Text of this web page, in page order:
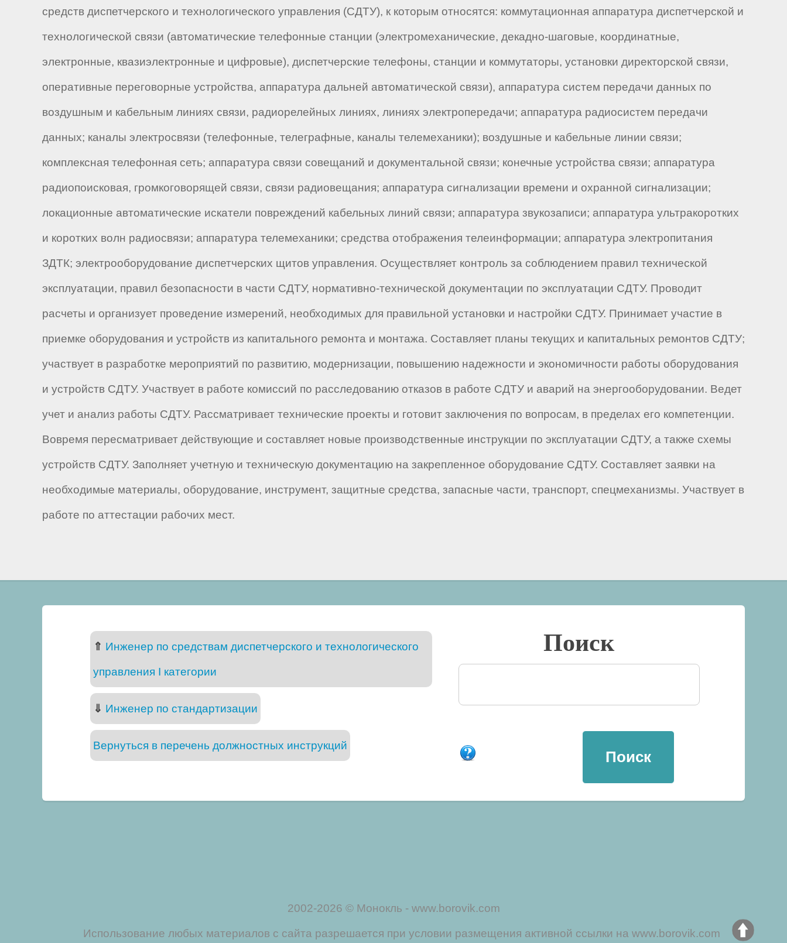
средств диспетчерского и технологического управления (СДТУ), к которым относятся: коммутационная аппаратура диспетчерской и
технологической связи (автоматические телефонные станции (электромеханические, декадно-шаговые, координатные,
электронные, квазиэлектронные и цифровые), диспетчерские телефоны, станции и коммутаторы, установки директорской связи,
оперативные переговорные устройства, аппаратура дальней автоматической связи), аппаратура систем передачи данных по
воздушным и кабельным линиях связи, радиорелейных линиях, линиях электропередачи; аппаратура радиосистем передачи
данных; каналы электросвязи (телефонные, телеграфные, каналы телемеханики); воздушные и кабельные линии связи;
комплексная телефонная сеть; аппаратура связи совещаний и документальной связи; конечные устройства связи; аппаратура
радиопоисковая, громкоговорящей связи, связи радиовещания; аппаратура сигнализации времени и охранной сигнализации;
локационные автоматические искатели повреждений кабельных линий связи; аппаратура звукозаписи; аппаратура ультракоротких
и коротких волн радиосвязи; аппаратура телемеханики; средства отображения телеинформации; аппаратура электропитания
ЗДТК; электрооборудование диспетчерских щитов управления. Осуществляет контроль за соблюдением правил технической
эксплуатации, правил безопасности в части СДТУ, нормативно-технической документации по эксплуатации СДТУ. Проводит
расчеты и организует проведение измерений, необходимых для правильной установки и настройки СДТУ. Принимает участие в
приемке оборудования и устройств из капитального ремонта и монтажа. Составляет планы текущих и капитальных ремонтов СДТУ;
участвует в разработке мероприятий по развитию, модернизации, повышению надежности и экономичности работы оборудования
и устройств СДТУ. Участвует в работе комиссий по расследованию отказов в работе СДТУ и аварий на энергооборудовании. Ведет
учет и анализ работы СДТУ. Рассматривает технические проекты и готовит заключения по вопросам, в пределах его компетенции.
Вовремя пересматривает действующие и составляет новые производственные инструкции по эксплуатации СДТУ, а также схемы
устройств СДТУ. Заполняет учетную и техническую документацию на закрепленное оборудование СДТУ. Составляет заявки на
необходимые материалы, оборудование, инструмент, защитные средства, запасные части, транспорт, спецмеханизмы. Участвует в
работе по аттестации рабочих мест.
⇑ Инженер по средствам диспетчерского и технологического
управления I категории
⇓ Инженер по стандартизации
Вернуться в перечень должностных инструкций
Поиск
2002-2026 © Монокль - www.borovik.com
Использование любых материалов с сайта разрешается при условии размещения активной ссылки на www.borovik.com